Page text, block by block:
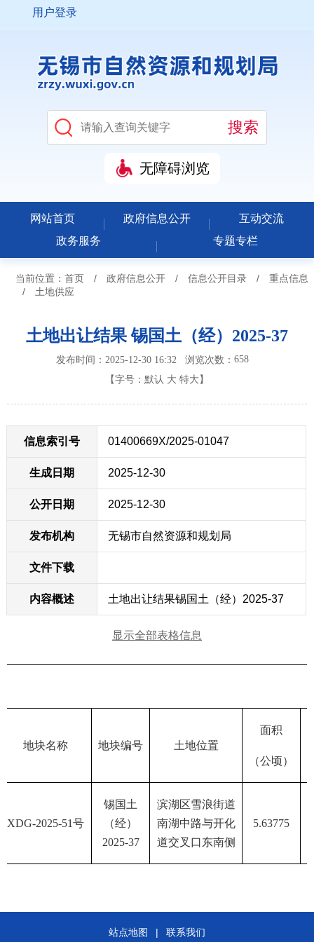
用户登录
无障碍浏览
网站首页 政府信息公开
互动交流
政务服务
专题专栏
当前位置： 首页 / 政府信息公开 / 信息公开目录 /
重点信息
/
土地供应
土地出让结果 锡国土（经）2025-37
发布时间：2025-12-30 16:32 浏览次数： 658
【字号： 默认 大 特大 】
信息索引号 01400669X/2025-01047
生成日期 2025-12-30
公开日期 2025-12-30
发布机构 无锡市自然资源和规划局
文件下载
内容概述 土地出让结果锡国土（经）2025-37
显示全部表格信息
地块名称 地块编号 土地位置
面积
（公顷）
XDG-2025-51号
锡国土
（经）
2025-37
滨湖区雪浪街道
南湖中路与开化
道交叉口东南侧
5.63775
站点地图 | 联系我们